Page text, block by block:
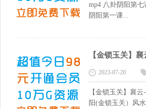
mp4 八卦阴阳第七
阴阳第一课...
【金锁玉关】
2023-07-20
【金锁玉关】襄
阳(金锁玉关）风